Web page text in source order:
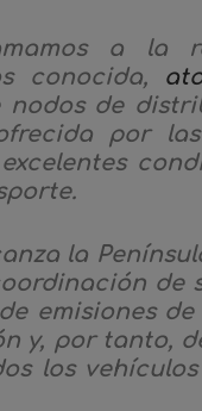
a la
conocida,
de
por las
la
de
emisiones de
y, por tanto,
los